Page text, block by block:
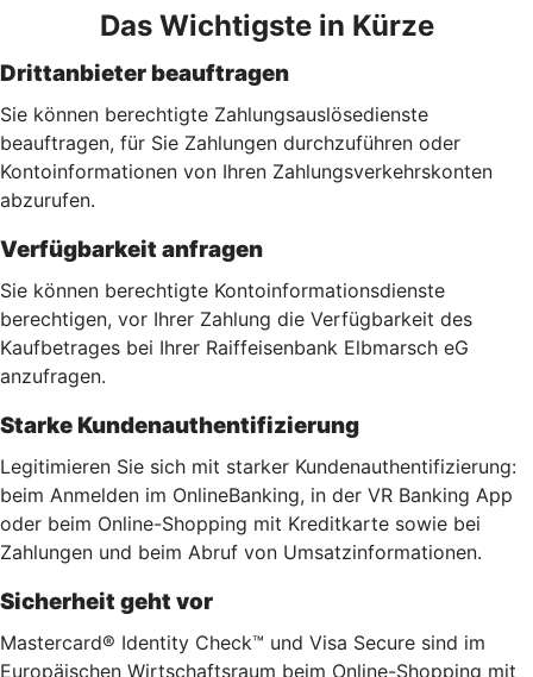
Das Wichtigste in Kürze
Drittanbieter beauftragen
Sie können berechtigte Zahlungsauslösedienste
beauftragen, für Sie Zahlungen durchzuführen oder
Kontoinformationen von Ihren Zahlungsverkehrskonten
abzurufen.
Verfügbarkeit anfragen
Sie können berechtigte Kontoinformationsdienste
berechtigen, vor Ihrer Zahlung die Verfügbarkeit des
Kaufbetrages bei Ihrer Raiffeisenbank Elbmarsch eG
anzufragen.
Starke Kundenauthentifizierung
Legitimieren Sie sich mit starker Kundenauthentifizierung:
beim Anmelden im OnlineBanking, in der VR Banking App
oder beim Online-Shopping mit Kreditkarte sowie bei
Zahlungen und beim Abruf von Umsatzinformationen.
Sicherheit geht vor
Mastercard® Identity Check™ und Visa Secure sind im
Europäischen Wirtschaftsraum beim Online-Shopping mit